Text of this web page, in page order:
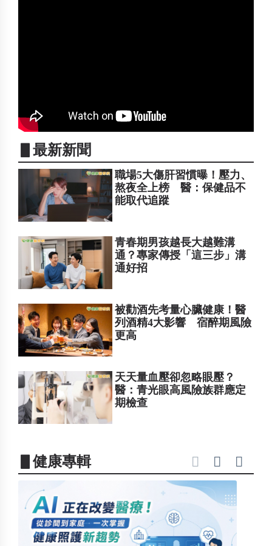
▋最新新聞
職場5大傷肝習慣曝！壓力、
熬夜全上榜 醫：保健品不
能取代追蹤
青春期男孩越長大越難溝
通？專家傳授「這三步」溝
通好招
被勸酒先考量心臟健康！醫
列酒精4大影響 宿醉期風險
更高
天天量血壓卻忽略眼壓？
醫：青光眼高風險族群應定
期檢查
▋健康專輯